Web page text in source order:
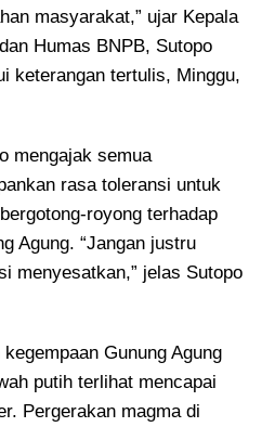
masyarakat,” ujar Kepala
Humas BNPB, Sutopo
keterangan tertulis, Minggu,
mengajak semua
rasa toleransi untuk
royong terhadap
Agung. “Jangan justru
menyesatkan,” jelas Sutopo
Gunung Agung
putih terlihat mencapai
Pergerakan magma di